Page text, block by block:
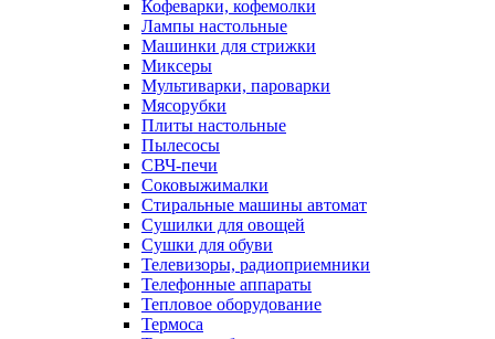
Кофеварки, кофемолки
Лампы настольные
Машинки для стрижки
Миксеры
Мультиварки, пароварки
Мясорубки
Плиты настольные
Пылесосы
СВЧ-печи
Соковыжималки
Стиральные машины автомат
Сушилки для овощей
Сушки для обуви
Телевизоры, радиоприемники
Телефонные аппараты
Тепловое оборудование
Термоса